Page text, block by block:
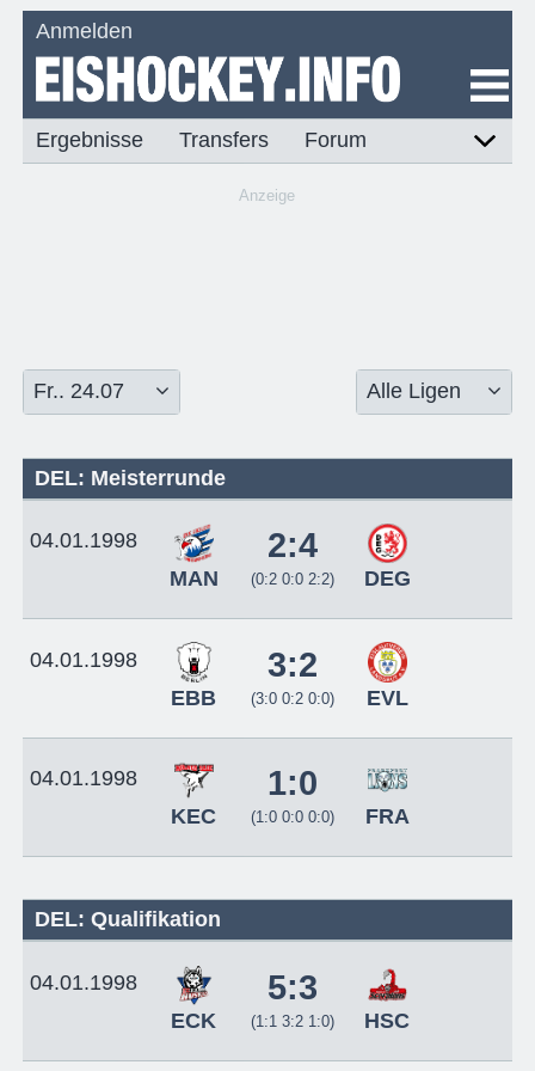
Anmelden
Ergebnisse Transfers Forum
Anzeige
DEL: Meisterrunde
04.01.1998
MAN
2:4
(0:2 0:0 2:2) DEG
04.01.1998
EBB
3:2
(3:0 0:2 0:0) EVL
04.01.1998
KEC
1:0
(1:0 0:0 0:0) FRA
DEL: Qualifikation
04.01.1998
ECK
5:3
(1:1 3:2 1:0) HSC